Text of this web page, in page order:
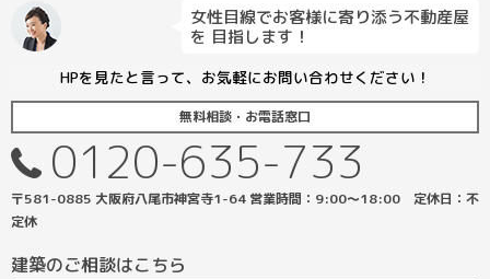
女性目線でお客様に寄り添う不動産屋
を 目指します！
HPを見たと言って、お気軽にお問い合わせください！
無料相談・お電話窓口
0120-635-733
〒581-0885 大阪府八尾市神宮寺1-64 営業時間：9:00〜18:00 定休日：不
定休
建築のご相談はこちら